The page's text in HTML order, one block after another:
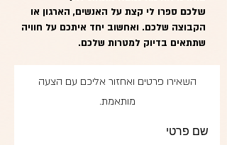
שלכם ספרו לי קצת על האנשים, הארגון או
הקבוצה שלכם. ואחשוב יחד איתכם על חוויה
שתתאים בדיוק למטרות שלכם.
השאירו פרטים ואחזור אליכם עם הצעה
מותאמת.
שם פרטי